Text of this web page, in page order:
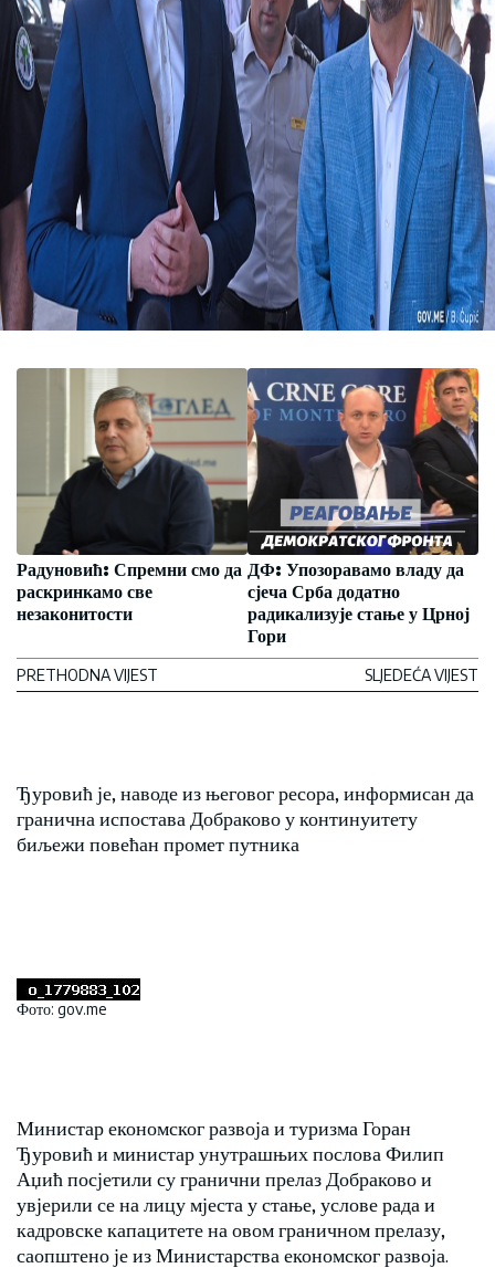
Радуновић: Спремни смо да
раскринкамо све
незаконитости
PRETHODNA VIJEST
ДФ: Упозоравамо владу да
сјеча Срба додатно
радикализује стање у Црној
Гори
SLJEDEĆA VIJEST
Ђуровић је, наводе из његовог ресора, информисан да
гранична испостава Добраково у континуитету
биљежи повећан промет путника
Фото: gov.me
Министар економског развоја и туризма Горан
Ђуровић и министар унутрашњих послова Филип
Аџић посјетили су гранични прелаз Добраково и
увјерили се на лицу мјеста у стање, услове рада и
кадровске капацитете на овом граничном прелазу,
саопштено је из Министарства економског развоја.